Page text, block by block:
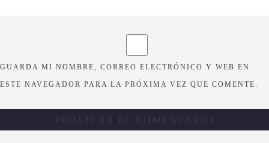
GUARDA MI NOMBRE, CORREO ELECTRÓNICO Y WEB EN
ESTE NAVEGADOR PARA LA PRÓXIMA VEZ QUE COMENTE.